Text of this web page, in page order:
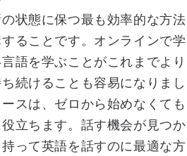
状態に保つ最も効率的な方法
ることです。オンラインで学
語を学ぶことがこれまでより
続けることも容易になりまし
スは、ゼロから始めなくても
立ちます。話す機会が見つか
って英語を話すのに最適な方